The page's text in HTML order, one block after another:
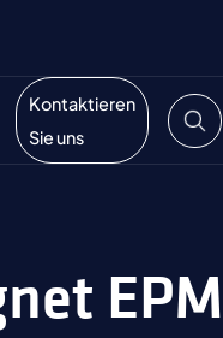
Kontaktieren
Sie uns